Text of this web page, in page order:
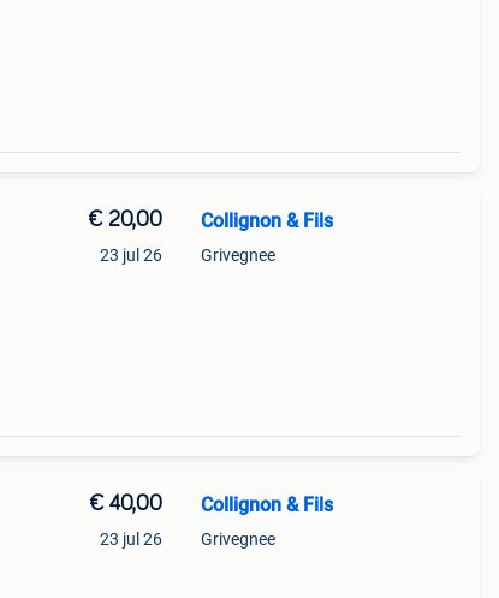
€ 20,00
23 jul 26
Collignon & Fils
Grivegnee
€ 40,00
23 jul 26
Collignon & Fils
Grivegnee